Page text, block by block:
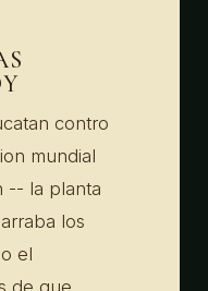
contro
mundial
-- la planta
los
el
de que